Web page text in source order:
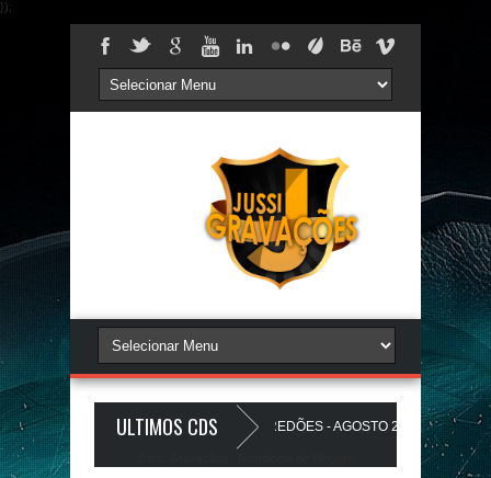
});
ULTIMOS CDS
PAREDÃO 17.0 - A PLAYLIST DOS PAREDÕES - AGOSTO 2026 - O ZeRo Um
A Favela Ta Gostosa 5.0 - LANÇAMENTO - JUSSIGRAVACOES.com